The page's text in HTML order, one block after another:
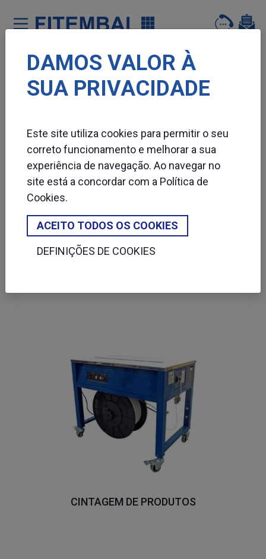
Saltar para o conteï¿½do principal da pï¿½gina
CINTADORAS
CINTAGEM DE PRODUTOS
DAMOS VALOR À
SUA PRIVACIDADE
Este site utiliza cookies para permitir o seu
correto funcionamento e melhorar a sua
experiência de navegação. Ao navegar no
site está a concordar com a Política de
Cookies.
ACEITO TODOS OS COOKIES
DEFINIÇÕES DE COOKIES